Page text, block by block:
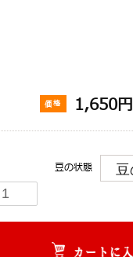
価格 1,650円
豆の状態